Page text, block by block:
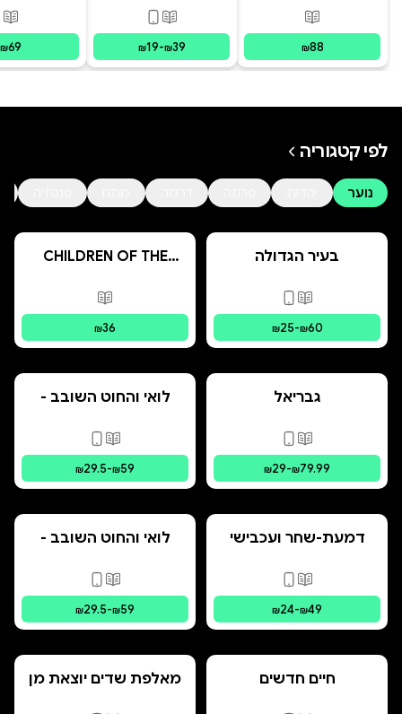
פורמטים זמינים
מודפס
₪88
פורמטים זמינים
מודפס,
₪19-₪39
₪69
לפי קטגוריה
נוער
בעיר הגדולה
פורמטים זמינים מודפס, דיגיטלי
₪25-₪60
CHILDREN OF THE
פורמטים זמינים
₪36
גבריאל
פורמטים זמינים מודפס, דיגיטלי
₪29-₪79.99
לואי והחוט השובב -
המרחפים
פורמטים זמינים
₪29.5-₪59
דמעת-שחר ועכבישי
פורמטים זמינים
מודפס, דיגיטלי
₪24-₪49
לואי והחוט השובב -
המשונים
פורמטים זמינים
₪29.5-₪59
חיים חדשים
מאלפת שדים יוצאת מן